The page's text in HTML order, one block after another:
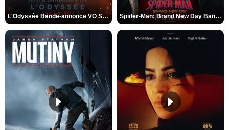
L'Odyssée Bande-annonce VO STFR Spider-Man: Brand New Day Bande-annonce VO STFR